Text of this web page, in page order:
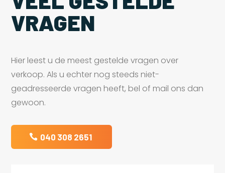
VRAGEN
Hier leest u de meest gestelde vragen over
verkoop. Als u echter nog steeds niet-
geadresseerde vragen heeft, bel of mail ons dan
gewoon.
040 308 2651